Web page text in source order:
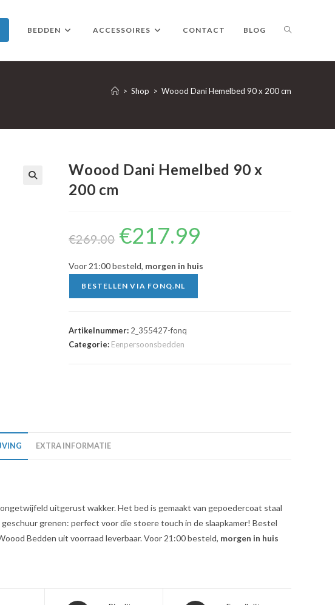
BEDDEN ACCESSOIRES CONTACT BLOG TOGGLE
WEBSITE
> Shop > Woood Dani Hemelbed 90 x 200 cm
Woood Dani Hemelbed 90 x
200 cm
€269.00
Oorspronkelijke
prijs
was:
€217.99
Voor 21:00 besteld, morgen in huis
BESTELLEN VIA FONQ.NL
Artikelnummer: 2_355427-fonq
Categorie: Eenpersoonsbedden
EXTRA INFORMATIE
uitgerust wakker. Het bed is gemaakt van gepoedercoat staal
grenen: perfect voor die stoere touch in de slaapkamer! Bestel
Bedden uit voorraad leverbaar. Voor 21:00 besteld, morgen in huis